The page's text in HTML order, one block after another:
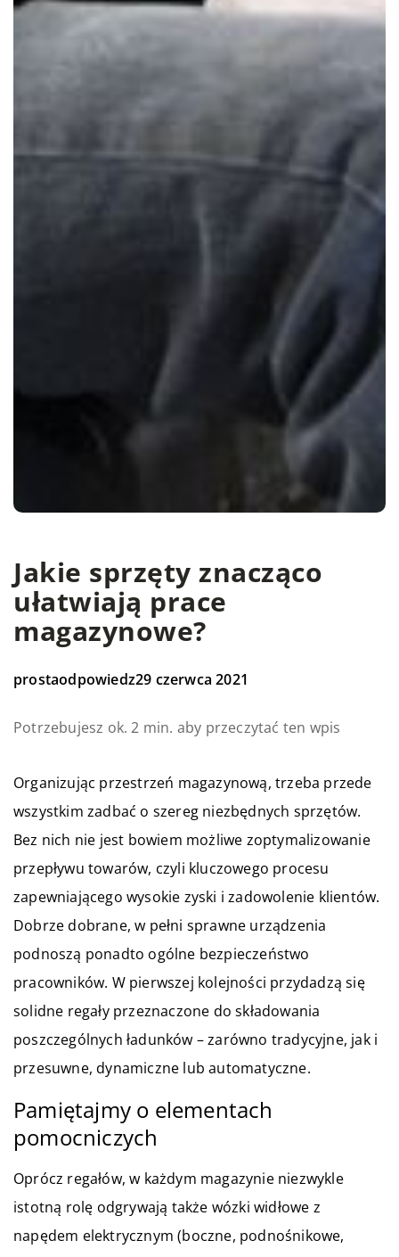
Jakie sprzęty znacząco
ułatwiają prace
magazynowe?
prostaodpowiedz29 czerwca 2021
Potrzebujesz ok. 2 min. aby przeczytać ten wpis
Organizując przestrzeń magazynową, trzeba przede
wszystkim zadbać o szereg niezbędnych sprzętów.
Bez nich nie jest bowiem możliwe zoptymalizowanie
przepływu towarów, czyli kluczowego procesu
zapewniającego wysokie zyski i zadowolenie klientów.
Dobrze dobrane, w pełni sprawne urządzenia
podnoszą ponadto ogólne bezpieczeństwo
pracowników. W pierwszej kolejności przydadzą się
solidne regały przeznaczone do składowania
poszczególnych ładunków – zarówno tradycyjne, jak i
przesuwne, dynamiczne lub automatyczne.
Pamiętajmy o elementach
pomocniczych
Oprócz regałów, w każdym magazynie niezwykle
istotną rolę odgrywają także wózki widłowe z
napędem elektrycznym (boczne, podnośnikowe,